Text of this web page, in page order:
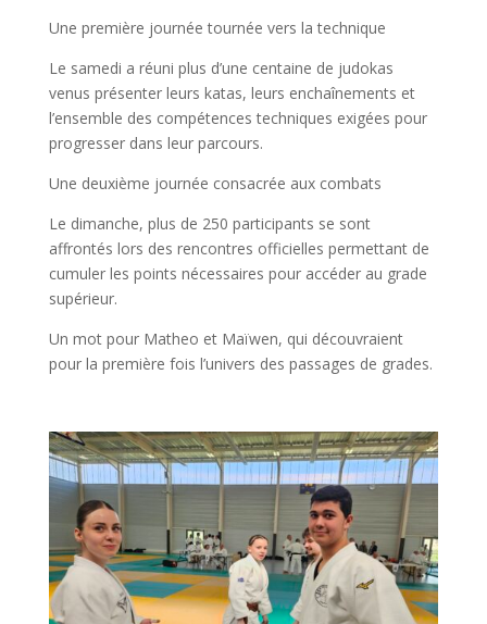
Une première journée tournée vers la technique
Le samedi a réuni plus d’une centaine de judokas
venus présenter leurs katas, leurs enchaînements et
l’ensemble des compétences techniques exigées pour
progresser dans leur parcours.
Une deuxième journée consacrée aux combats
Le dimanche, plus de 250 participants se sont
affrontés lors des rencontres officielles permettant de
cumuler les points nécessaires pour accéder au grade
supérieur.
Un mot pour Matheo et Maïwen, qui découvraient
pour la première fois l’univers des passages de grades.